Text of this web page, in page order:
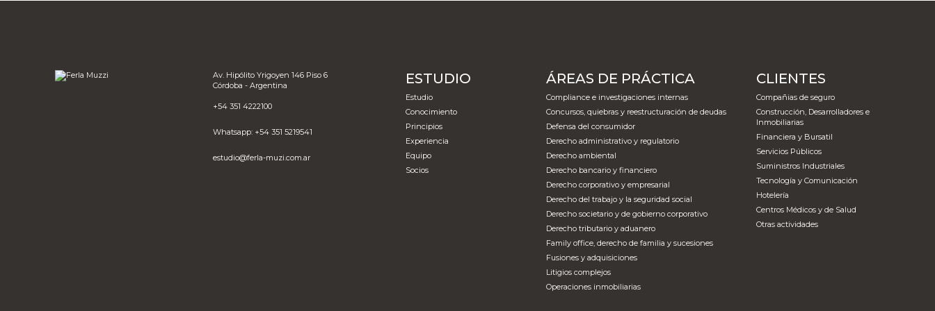
Av. Hipólito Yrigoyen 146 Piso 6
Córdoba - Argentina
+54 351 4222100
Whatsapp: +54 351 5219541
estudio@ferla-muzi.com.ar
ESTUDIO
Estudio
Conocimiento
Principios
Experiencia
Equipo
Socios
ÁREAS DE PRÁCTICA
Compliance e investigaciones internas
Concursos, quiebras y reestructuración de deudas
Defensa del consumidor
Derecho administrativo y regulatorio
Derecho ambiental
Derecho bancario y financiero
Derecho corporativo y empresarial
Derecho del trabajo y la seguridad social
Derecho societario y de gobierno corporativo
Derecho tributario y aduanero
Family office, derecho de familia y sucesiones
Fusiones y adquisiciones
Litigios complejos
Operaciones inmobiliarias
CLIENTES
Compañias de seguro
Construcción, Desarrolladores e
Inmobiliarias
Financiera y Bursatil
Servicios Públicos
Suministros Industriales
Tecnología y Comunicación
Hotelería
Centros Médicos y de Salud
Otras actividades